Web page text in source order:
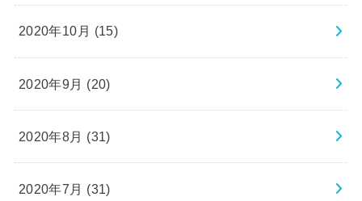
2020年10月 (15)
2020年9月 (20)
2020年8月 (31)
2020年7月 (31)